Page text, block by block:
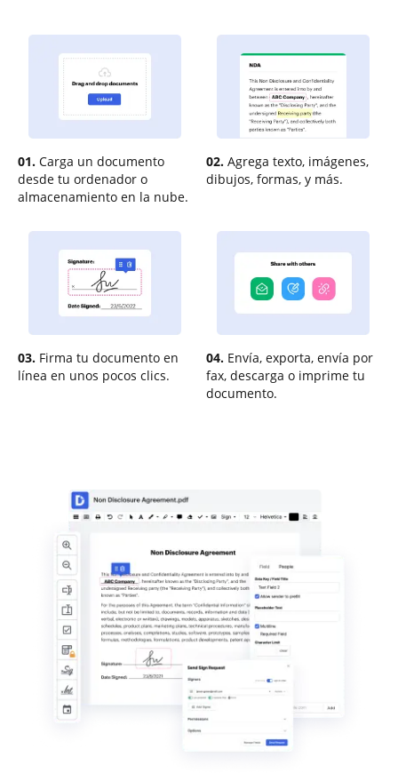
01. Carga un documento
desde tu ordenador o
almacenamiento en la nube.
02. Agrega texto, imágenes,
dibujos, formas, y más.
03. Firma tu documento en
línea en unos pocos clics.
04. Envía, exporta, envía por
fax, descarga o imprime tu
documento.